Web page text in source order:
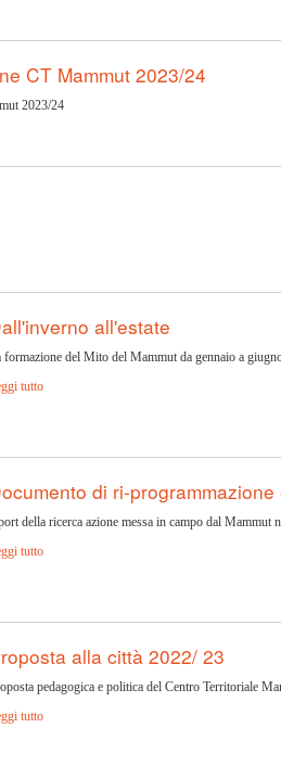
CT Mammut 2023/24
2023/24
all'estate
formazione del Mito del Mammut da gennaio a
tutto
di ri-
della ricerca azione messa in campo dal Mammut
tutto
alla città 2022/ 23
pedagogica e politica del Centro Territoriale
tutto